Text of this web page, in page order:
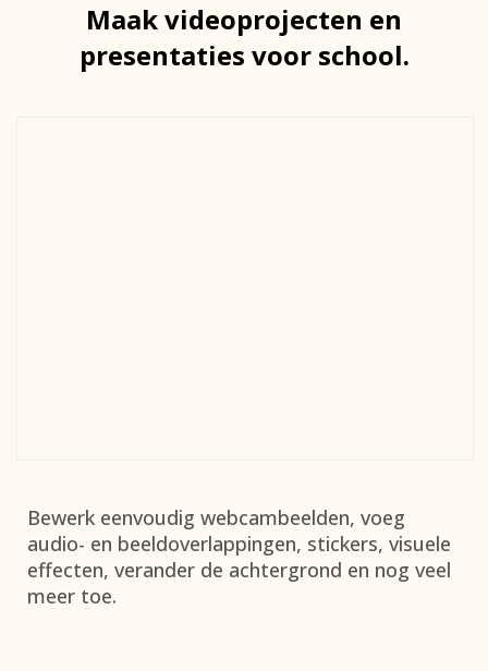
Maak videoprojecten en
presentaties voor school.
Bewerk eenvoudig webcambeelden, voeg
audio- en beeldoverlappingen, stickers, visuele
effecten, verander de achtergrond en nog veel
meer toe.